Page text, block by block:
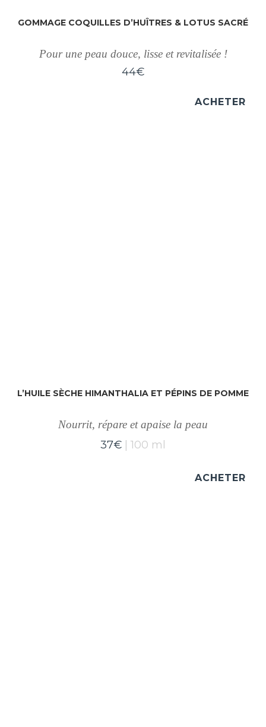
GOMMAGE COQUILLES D’HUÎTRES & LOTUS SACRÉ
Pour une peau douce, lisse et revitalisée !
44€
ACHETER
L’HUILE SÈCHE HIMANTHALIA ET PÉPINS DE POMME
Nourrit, répare et apaise la peau
37€ 100 ml
ACHETER